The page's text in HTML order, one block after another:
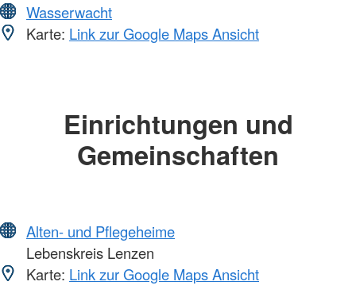
Wasserwacht
Karte: Link zur Google Maps Ansicht
Einrichtungen und
Gemeinschaften
Alten- und Pflegeheime
Lebenskreis Lenzen
Karte: Link zur Google Maps Ansicht